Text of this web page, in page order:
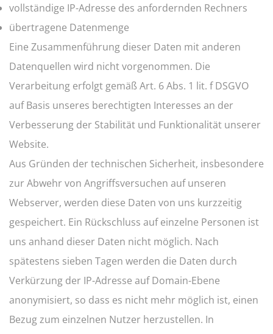
vollständige IP-Adresse des anfordernden Rechners
übertragene Datenmenge
Eine Zusammenführung dieser Daten mit anderen
Datenquellen wird nicht vorgenommen. Die
Verarbeitung erfolgt gemäß Art. 6 Abs. 1 lit. f DSGVO
auf Basis unseres berechtigten Interesses an der
Verbesserung der Stabilität und Funktionalität unserer
Website.
Aus Gründen der technischen Sicherheit, insbesondere
zur Abwehr von Angriffsversuchen auf unseren
Webserver, werden diese Daten von uns kurzzeitig
gespeichert. Ein Rückschluss auf einzelne Personen ist
uns anhand dieser Daten nicht möglich. Nach
spätestens sieben Tagen werden die Daten durch
Verkürzung der IP-Adresse auf Domain-Ebene
anonymisiert, so dass es nicht mehr möglich ist, einen
Bezug zum einzelnen Nutzer herzustellen. In